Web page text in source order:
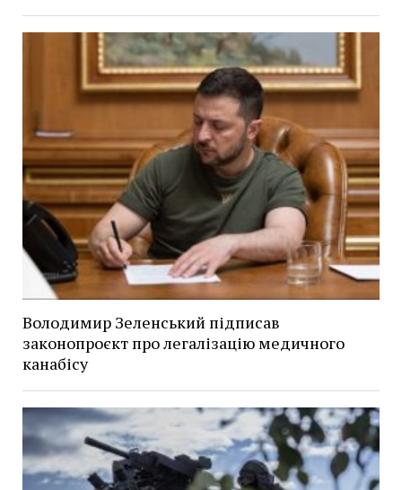
Володимир Зеленський підписав
законопроєкт про легалізацію медичного
канабісу